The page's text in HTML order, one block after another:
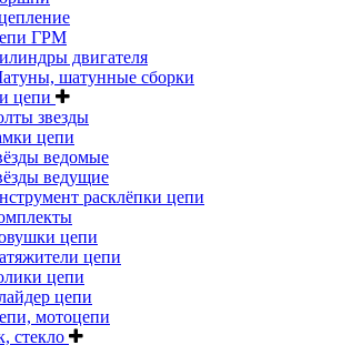
ГРМ
двигателя
шатунные сборки
цепи
звезды
цепи
ведомые
ведущие
расклёпки цепи
цепи
цепи
цепи
цепи
мотоцепи
стекло